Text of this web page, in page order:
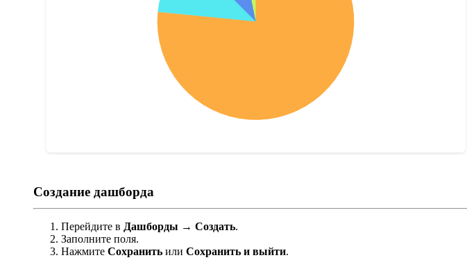
Создание дашборда
Перейдите в Дашборды → Создать.
Заполните поля.
Нажмите Сохранить или Сохранить и выйти.